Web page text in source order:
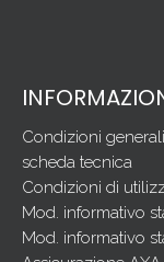
Condizioni
scheda tecnica
Condizioni di
Mod. informativo
Mod. informativo